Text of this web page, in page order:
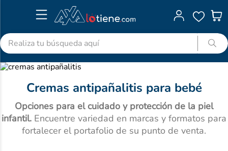
Realiza tu búsqueda aquí
Cremas antipañalitis para bebé
Opciones para el cuidado y protección de la piel
infantil. Encuentre variedad en marcas y formatos para
fortalecer el portafolio de su punto de venta.
TÉRMINOS MÁS BUSCADOS
3.
acetaminofen
4.
colgate